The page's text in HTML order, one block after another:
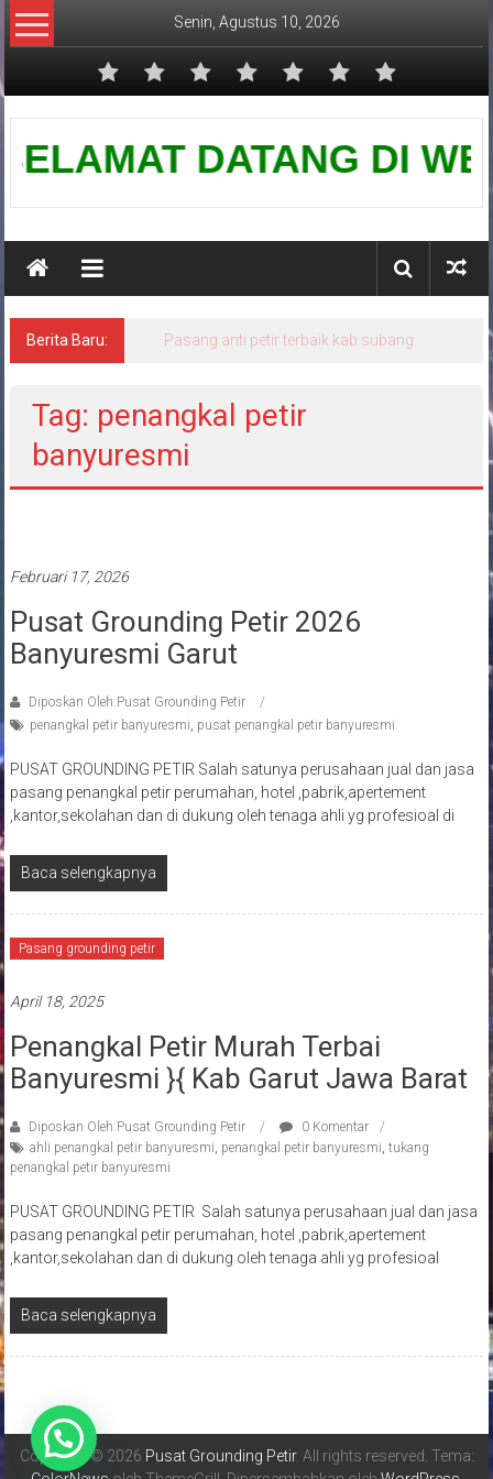
Lompat
ke
Senin, Agustus 10, 2026
Pusat
Grounding
DATANG DI
Berita Baru: Pasang anti petir terbaik kab subang
Tag: penangkal petir
banyuresmi
Februari 17, 2026
Pusat Grounding Petir 2026
Banyuresmi Garut
Diposkan Oleh:Pusat Grounding Petir
penangkal petir banyuresmi, pusat penangkal petir banyuresmi
PUSAT GROUNDING PETIR Salah satunya perusahaan jual dan jasa
pasang penangkal petir perumahan, hotel ,pabrik,apertement
,kantor,sekolahan dan di dukung oleh tenaga ahli yg profesioal di
Baca selengkapnya
Pasang grounding petir
April 18, 2025
Penangkal Petir Murah Terbai
Banyuresmi }{ Kab Garut Jawa Barat
Diposkan Oleh:Pusat Grounding Petir
0 Komentar
ahli penangkal petir banyuresmi, penangkal petir banyuresmi, tukang
penangkal petir banyuresmi
PUSAT GROUNDING PETIR Salah satunya perusahaan jual dan jasa
pasang penangkal petir perumahan, hotel ,pabrik,apertement
,kantor,sekolahan dan di dukung oleh tenaga ahli yg profesioal
Baca selengkapnya
Copyright © 2026 Pusat Grounding Petir. All rights reserved. Tema: